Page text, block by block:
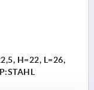
H=22, L=26,